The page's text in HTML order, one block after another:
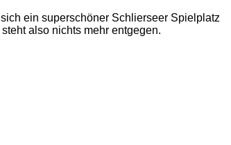
ein superschöner Schlierseer Spielplatz
also nichts mehr entgegen.